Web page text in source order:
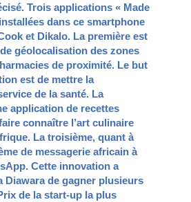
Trois applications « Made
dans ce smartphone
et Dikalo. La première est
géolocalisation des zones
de proximité. Le but
est de mettre la
de la santé. La
application de recettes
connaître l’art culinaire
La troisième, quant à
de messagerie africain à
Cette innovation a
Diawara de gagner plusieurs
de la start-up la plus